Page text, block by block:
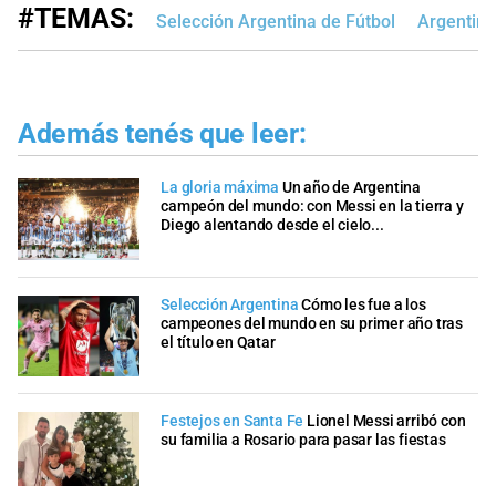
#TEMAS: Selección Argentina de Fútbol
Además tenés que leer:
La gloria máxima Un año de Argentina
campeón del mundo: con Messi en la tierra y
Diego alentando desde el cielo...
Selección ArgentinaCómo les fue a los
campeones del mundo en su primer año tras
el título en Qatar
Festejos en Santa Fe Lionel Messi arribó con
su familia a Rosario para pasar las fiestas